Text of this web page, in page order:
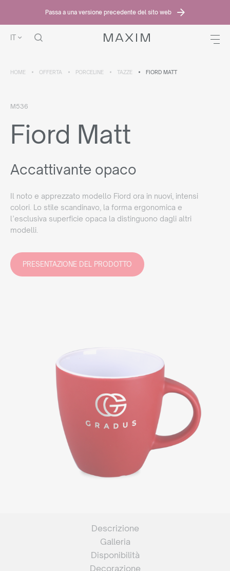
Passa a una versione precedente del sito web
IT
HOME OFFERTA PORCELINE TAZZE FIORD MATT
M536
Fiord Matt
Accattivante opaco
Il noto e apprezzato modello Fiord ora in nuovi, intensi
colori. Lo stile scandinavo, la forma ergonomica e
l’esclusiva superficie opaca la distinguono dagli altri
modelli.
PRESENTAZIONE DEL PRODOTTO
Descrizione
Galleria
Disponibilità
Decorazione